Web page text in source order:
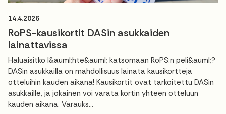
14.4.2026
RoPS-kausikortit DASin asukkaiden
lainattavissa
Haluaisitko l&auml;hte&auml; katsomaan RoPS:n peli&auml;?
DASin asukkailla on mahdollisuus lainata kausikortteja
otteluihin kauden aikana! Kausikortit ovat tarkoitettu DASin
asukkaille, ja jokainen voi varata kortin yhteen otteluun
kauden aikana. Varauks...